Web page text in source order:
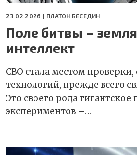
23.02.2026 | ПЛАТОН БЕСЕДИН
Поле битвы –
интеллект
СВО стала местом
технологий, прежде всего
Это своего рода гигантское
экспериментов –…